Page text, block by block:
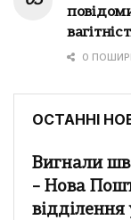
0
ОСТАННІ
Вигнали
– Нова
відділення